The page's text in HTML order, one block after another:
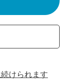
けられます